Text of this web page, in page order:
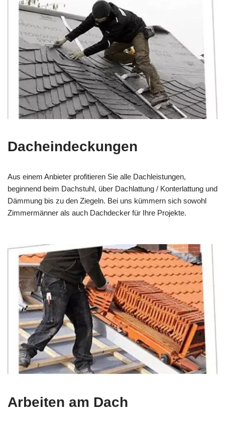
Dacheindeckungen
Aus einem Anbieter profitieren Sie alle Dachleistungen,
beginnend beim Dachstuhl, über Dachlattung / Konterlattung und
Dämmung bis zu den Ziegeln. Bei uns kümmern sich sowohl
Zimmermänner als auch Dachdecker für Ihre Projekte.
Arbeiten am Dach